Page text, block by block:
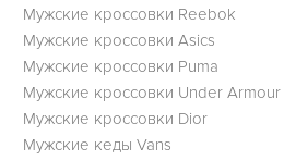
Мужские кроссовки Reebok
Мужские кроссовки Asics
Мужские кроссовки Puma
Мужские кроссовки Under Armour
Мужские кроссовки Dior
Мужские кеды Vans